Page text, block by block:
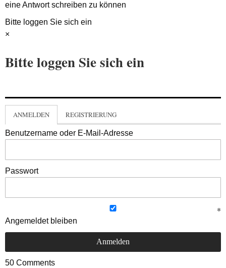
eine Antwort schreiben zu können
Bitte loggen Sie sich ein
×
Bitte loggen Sie sich ein
ANMELDEN REGISTRIERUNG
Benutzername oder E-Mail-Adresse
Passwort
Angemeldet bleiben
50 Comments